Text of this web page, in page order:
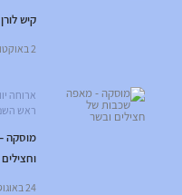
קיש
2 באוקטובר 2018
ארוחה
ראש
מוסקה
וחצילים
24 באוגוסט 2018